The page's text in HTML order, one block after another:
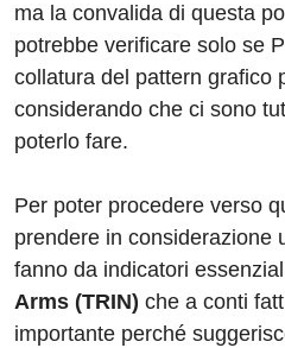
ma la convalida di questa
potrebbe verificare solo se
collatura del pattern grafico
considerando che ci sono
poterlo fare.
Per poter procedere verso
prendere in considerazione
fanno da indicatori
Arms (TRIN) che a conti
importante perché